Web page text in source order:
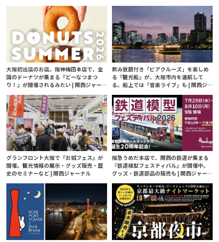
大阪初出店のお店。阪神梅田本店で、全
国のドーナツが集まる『どーなつまつ
り！』が開催されるみたい | 関西ジャー
飲み放題付き「ビアクルーズ」を楽しめ
る『観光船』が、大阪市内を運航して
る。船上では「音楽ライブ」も | 関西ジ
グランフロント大阪で『お城フェス』が
開催。観光情報の展示・グッズ販売・歴
史のセミナーなど | 関西ジャーナル
阪急うめだ本店で、関西の鉄道が集まる
『鉄道模型フェスティバル』が開催中。
グッズ・鉄道部品の販売も | 関西ジャー